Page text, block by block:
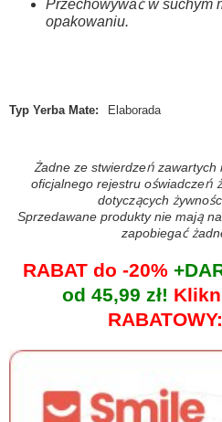
Przechowywać w suchym
opakowaniu.
Typ Yerba Mate: Elaborada
Żadne ze stwierdzeń
oficjalnego rejestru oświadczeń
dotyczących
Sprzedawane produkty nie mają
zapobiegać
RABAT do -20%
od 45,99 zł!
RABATOWY: